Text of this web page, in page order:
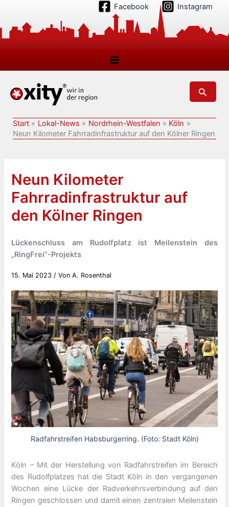
springen
Facebook Instagram
Suchen
Start Lokal-News Nordrhein-Westfalen
Köln
Neun Kilometer Fahrradinfrastruktur auf den Kölner Ringen
Neun Kilometer
Fahrradinfrastruktur auf
den Kölner Ringen
Lückenschluss am Rudolfplatz ist Meilenstein des
„RingFrei“-Projekts
15. Mai 2023 / VonA. Rosenthal
Radfahrstreifen Habsburgerring. (Foto: Stadt Köln)
Köln – Mit der Herstellung von Radfahrstreifen im Bereich
des Rudolfplatzes hat die Stadt Köln in den vergangenen
Wochen eine Lücke der Radverkehrsverbindung auf den
Ringen geschlossen und damit einen zentralen Meilenstein